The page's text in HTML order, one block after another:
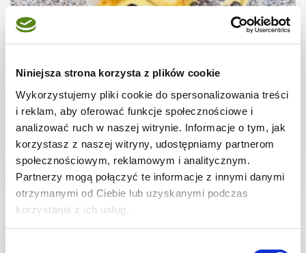
Niniejsza strona korzysta z plików cookie
Wykorzystujemy pliki cookie do spersonalizowania treści
i reklam, aby oferować funkcje społecznościowe i
analizować ruch w naszej witrynie. Informacje o tym, jak
korzystasz z naszej witryny, udostępniamy partnerom
społecznościowym, reklamowym i analitycznym.
Partnerzy mogą połączyć te informacje z innymi danymi
otrzymanymi od Ciebie lub uzyskanymi podczas
korzystania z ich usług.
CIASTECZKA
Ciastka francuskie z borówkami + film
30 min. 1531 kcal 8